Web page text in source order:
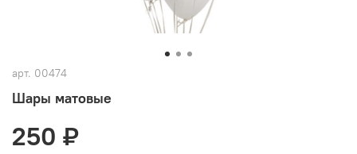
арт. 00474
Шары матовые
250 ₽